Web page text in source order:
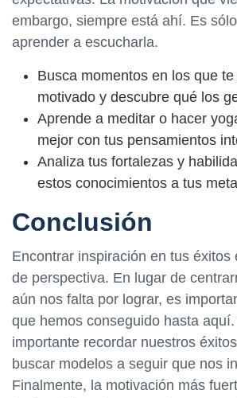
embargo, siempre está ahí. Es
aprender a escucharla.
Busca momentos en los que
motivado y descubre qué los
Aprende a meditar o hacer
mejor con tus pensamientos
Analiza tus fortalezas y
estos conocimientos a tus
Conclusión
Encontrar inspiración en tus éxitos
de perspectiva. En lugar de
aún nos falta por lograr, es
que hemos conseguido hasta
importante recordar nuestros
buscar modelos a seguir que nos
Finalmente, la motivación más